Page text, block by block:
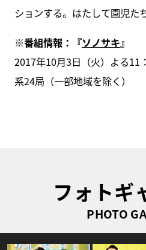
ションする。はたして園児た
※番組情報：『ソノサキ』
2017年10月3日（火）よる11
系24局（一部地域を除く）
フォトギ
PHOTO